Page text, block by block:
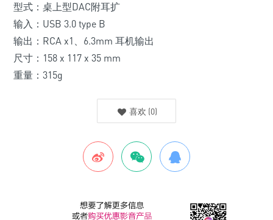
型式：桌上型DAC附耳扩
输入：USB 3.0 type B
输出：RCA x1、6.3mm 耳机输出
尺寸：158 x 117 x 35 mm
重量：315g
喜欢 (0)